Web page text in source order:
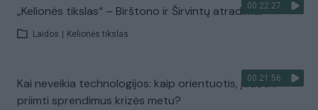
00:22:27
„Kelionės tikslas“ – Birštono ir Širvintų atradimai
Laidos Kelionės tikslas
00:21:56
Kai neveikia technologijos: kaip orientuotis, judėti ir
priimti sprendimus krizės metu?